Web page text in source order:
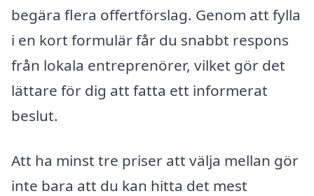
begära flera offertförslag. Genom att fylla
i en kort formulär får du snabbt respons
från lokala entreprenörer, vilket gör det
lättare för dig att fatta ett informerat
beslut.
Att ha minst tre priser att välja mellan gör
inte bara att du kan hitta det mest